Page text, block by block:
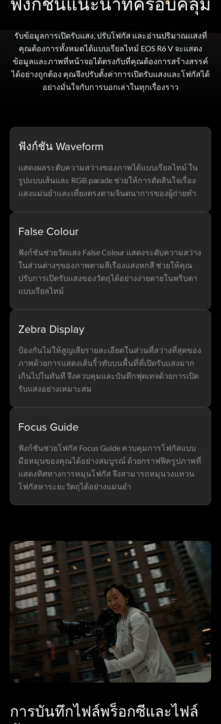
รับข้อมูลการเปิดรับแสง, ปรับโฟกัส และอ่านปริมาณแสงที่
คุณต้องการทั้งหมดได้แบบเรียลไทม์ EOS R6 V จะแสดง
ข้อมูลและภาพที่หน้าจอได้ตรงกับที่คุณต้องการสร้างสรรค์
ได้อย่างถูกต้อง คุณจึงปรับตั้งค่าการเปิดรับแสงและโฟกัสได้
อย่างมั่นใจกับการบอกเล่าในทุกเรื่องราว
ฟังก์ชัน Waveform
แสดงผลระดับความสว่างของภาพได้แบบเรียลไทม์ ใน
รูปแบบเส้นและ RGB parade ช่วยให้การตัดสินใจเรื่อง
แสงแม่นยำและเที่ยงตรงตามจินตนาการของผู้ถ่ายทำ
False Colour
ฟังก์ชันช่วยวัดแสง False Colour แสดงระดับความสว่าง
ในส่วนต่างๆของภาพตามสีเรืองแสงหกสี ช่วยให้คุณ
ปรับการเปิดรับแสงของวัตถุได้อย่างง่ายดายในพริบตา
แบบเรียลไทม์
Zebra Display
ป้องกันไม่ให้สูญเสียรายละเอียดในส่วนที่สว่างที่สุดของ
ภาพด้วยการแสดงเส้นริ้วทับบนพื้นที่ที่เปิดรับแสงมาก
เกินไปในทันที จึงควบคุมและบันทึกฟุตเทจด้วยการเปิด
รับแสงอย่างเหมาะสม
Focus Guide
ฟังก์ชันช่วยโฟกัส Focus Guide ควบคุมการโฟกัสแบบ
มือหมุนของคุณได้อย่างสมบูรณ์ ด้วยกราฟฟิครูปภาพที่
แสดงทิศทางการหมุนโฟกัส จึงสามารถหมุนวงแหวน
โฟกัสหาระยะวัตถุได้อย่างแม่นยำ
การบันทึกไฟล์พร็อกซีและไฟล์